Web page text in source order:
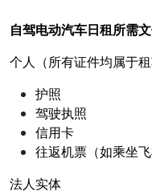
自驾电动汽车日租所需
个人（所有证件均属于租
护照
驾驶执照
信用卡
往返机票（如乘坐飞
法人实体